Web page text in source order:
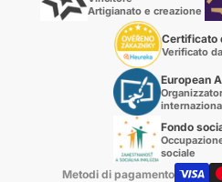
Artigianato e creazione
Certificato
Verificato
European
Fondo
sociale
Metodi di pagamento